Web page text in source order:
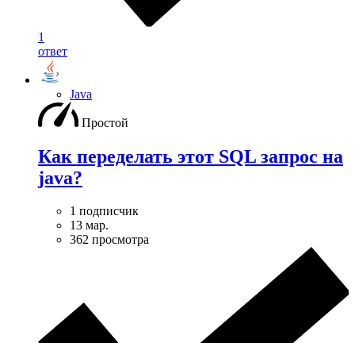
1
ответ
Java
Простой
Как переделать этот SQL запрос на
java?
1 подписчик
13 мар.
362 просмотра